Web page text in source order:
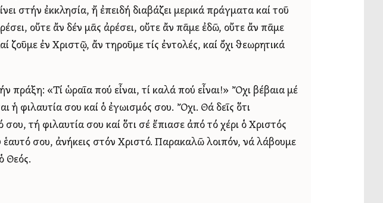
στήν ἐκκλησία, ἤ ἐπειδή διαβάζει μερικά πράγματα καί τοῦ
οὔτε ἄν δέν μᾶς ἀρέσει, οὔτε ἄν πᾶμε ἐδῶ, οὔτε ἄν πᾶμε
ζοῦμε ἐν Χριστῷ, ἄν τηροῦμε τίς ἐντολές, καί ὄχι θεωρητικά
πράξη: «Τί ὡραῖα πού εἶναι, τί καλά πού εἶναι!» Ὄχι βέβαια μέ
ἡ φιλαυτία σου καί ὁ ἐγωισμός σου. Ὄχι. Θά δεῖς ὅτι
τή φιλαυτία σου καί ὅτι σέ ἔπιασε ἀπό τό χέρι ὁ Χριστός
ἑαυτό σου, ἀνήκεις στόν Χριστό. Παρακαλῶ λοιπόν, νά λάβουμε
Θεός.